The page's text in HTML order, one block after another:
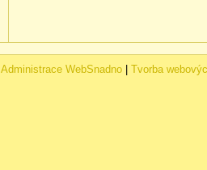
Administrace WebSnadno Tvorba